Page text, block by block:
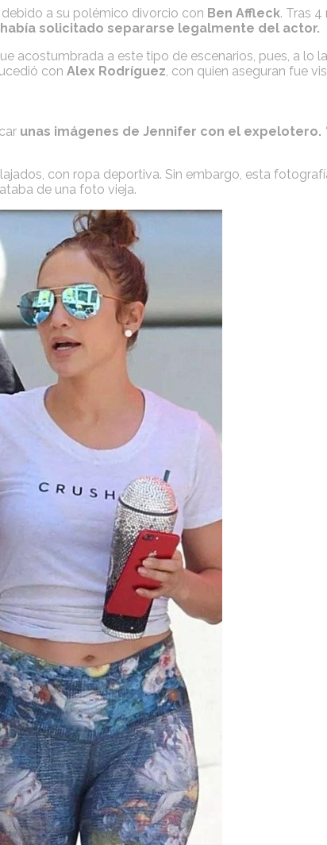
a su polémico divorcio con Ben Affleck. Tras
había solicitado separarse legalmente del actor.
acostumbrada a este tipo de escenarios, pues, a
con Alex Rodríguez, con quien aseguran fue
unas imágenes de Jennifer con el expelotero.
con ropa deportiva. Sin embargo, esta
de una foto vieja.